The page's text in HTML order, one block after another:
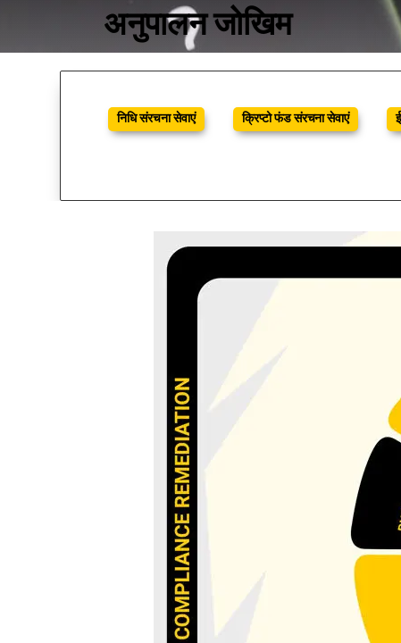
अनुपालन जोखिम
निधि संरचना सेवाएं क्रिप्टो फंड संरचना सेवाएं